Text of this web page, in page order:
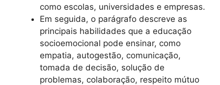
como escolas, universidades e empresas.
Em seguida, o parágrafo descreve as
principais habilidades que a educação
socioemocional pode ensinar, como
empatia, autogestão, comunicação,
tomada de decisão, solução de
problemas, colaboração, respeito mútuo